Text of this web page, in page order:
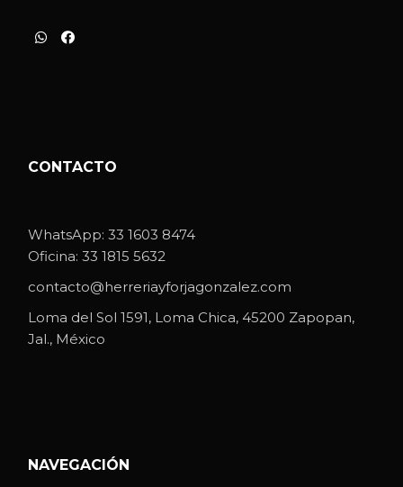
CONTACTO
WhatsApp:33 1603 8474
Oficina:33 1815 5632
contacto@herreriayforjagonzalez.com
Loma del Sol 1591, Loma Chica, 45200 Zapopan,
Jal., México
NAVEGACIÓN